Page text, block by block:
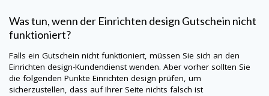
Was tun, wenn der Einrichten design Gutschein nicht
funktioniert?
Falls ein Gutschein nicht funktioniert, müssen Sie sich an den
Einrichten design-Kundendienst wenden. Aber vorher sollten Sie
die folgenden Punkte Einrichten design prüfen, um
sicherzustellen, dass auf Ihrer Seite nichts falsch ist